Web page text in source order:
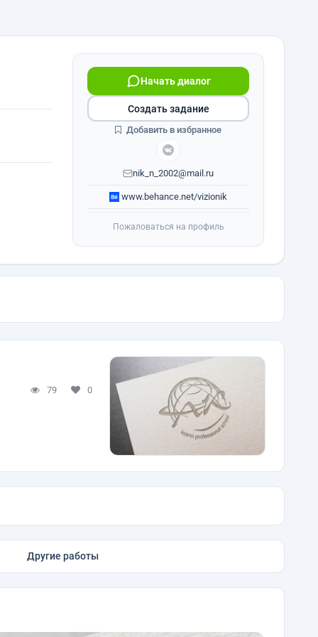
Начать диалог
nik_n_2002@mail.ru
www.behance.net/vizionik
Создать задание
Добавить в избранное
Пожаловаться на профиль
79 0
Другие работы